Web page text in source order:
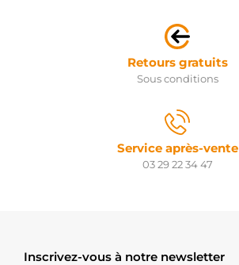
Retours gratuits
Sous conditions
Service après-vente
03 29 22 34 47
Inscrivez-vous à notre newsletter